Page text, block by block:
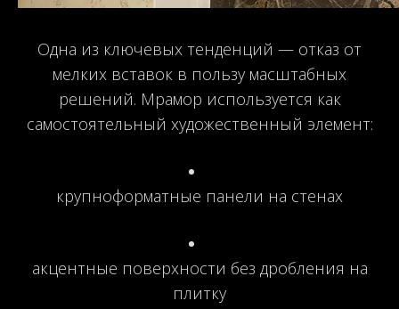
Одна из ключевых тенденций — отказ от
мелких вставок в пользу масштабных
решений. Мрамор используется как
самостоятельный художественный элемент:
крупноформатные панели на стенах
акцентные поверхности без дробления на
плитку